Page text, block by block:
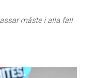
måste i alla fall